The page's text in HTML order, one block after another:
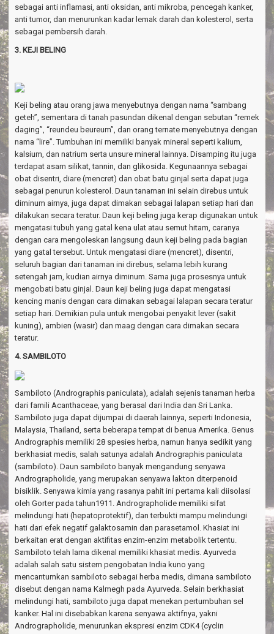
sebagai anti inflamasi, anti oksidan, anti mikroba, pencegah kanker,
anti tumor, dan menurunkan kadar lemak darah dan kolesterol, serta
sebagai pembersih darah.
3. KEJI BELING
Keji beling atau orang jawa menyebutnya dengan nama “sambang
geteh”, sementara di tanah pasundan dikenal dengan sebutan “remek
daging”, “reundeu beureum”, dan orang ternate menyebutnya dengan
nama “lire”. Tumbuhan ini memiliki banyak mineral seperti kalium,
kalsium, dan natrium serta unsure mineral lainnya. Disamping itu juga
terdapat asam silikat, tannin, dan glikosida. Kegunaannya sebagai
obat disentri, diare (mencret) dan obat batu ginjal serta dapat juga
sebagai penurun kolesterol. Daun tanaman ini selain direbus untuk
diminum airnya, juga dapat dimakan sebagai lalapan setiap hari dan
dilakukan secara teratur. Daun keji beling juga kerap digunakan untuk
mengatasi tubuh yang gatal kena ulat atau semut hitam, caranya
dengan cara mengoleskan langsung daun keji beling pada bagian
yang gatal tersebut. Untuk mengatasi diare (mencret), disentri,
seluruh bagian dari tanaman ini direbus, selama lebih kurang
setengah jam, kudian airnya diminum. Sama juga prosesnya untuk
mengobati batu ginjal. Daun keji beling juga dapat mengatasi
kencing manis dengan cara dimakan sebagai lalapan secara teratur
setiap hari. Demikian pula untuk mengobai penyakit lever (sakit
kuning), ambien (wasir) dan maag dengan cara dimakan secara
teratur.
4. SAMBILOTO
Sambiloto (Andrographis paniculata), adalah sejenis tanaman herba
dari famili Acanthaceae, yang berasal dari India dan Sri Lanka.
Sambiloto juga dapat dijumpai di daerah lainnya, seperti Indonesia,
Malaysia, Thailand, serta beberapa tempat di benua Amerika. Genus
Andrographis memiliki 28 spesies herba, namun hanya sedikit yang
berkhasiat medis, salah satunya adalah Andrographis paniculata
(sambiloto). Daun sambiloto banyak mengandung senyawa
Andrographolide, yang merupakan senyawa lakton diterpenoid
bisiklik. Senyawa kimia yang rasanya pahit ini pertama kali diisolasi
oleh Gorter pada tahun1911. Andrographolide memiliki sifat
melindungi hati (hepatoprotektif), dan terbukti mampu melindungi
hati dari efek negatif galaktosamin dan parasetamol. Khasiat ini
berkaitan erat dengan aktifitas enzim-enzim metabolik tertentu.
Sambiloto telah lama dikenal memiliki khasiat medis. Ayurveda
adalah salah satu sistem pengobatan India kuno yang
mencantumkan sambiloto sebagai herba medis, dimana sambiloto
disebut dengan nama Kalmegh pada Ayurveda. Selain berkhasiat
melindungi hati, sambiloto juga dapat menekan pertumbuhan sel
kanker. Hal ini disebabkan karena senyawa aktifnya, yakni
Andrographolide, menurunkan ekspresi enzim CDK4 (cyclin